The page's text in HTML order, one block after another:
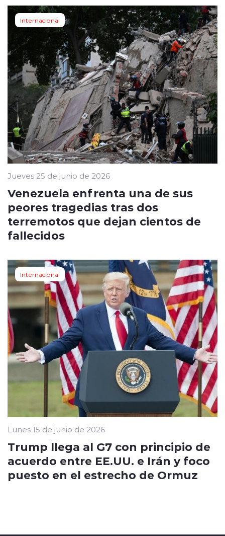
Internacional
Jueves 25 de junio de 2026
Venezuela enfrenta una de sus
peores tragedias tras dos
terremotos que dejan cientos de
fallecidos
Internacional
Lunes 15 de junio de 2026
Trump llega al G7 con principio de
acuerdo entre EE.UU. e Irán y foco
puesto en el estrecho de Ormuz